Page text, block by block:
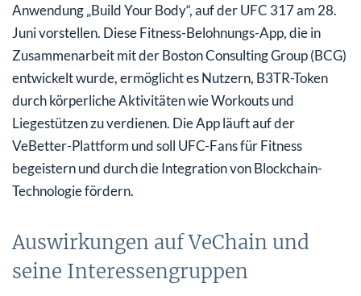
Anwendung „Build Your Body“, auf der UFC 317 am 28.
Juni vorstellen. Diese Fitness-Belohnungs-App, die in
Zusammenarbeit mit der Boston Consulting Group (BCG)
entwickelt wurde, ermöglicht es Nutzern, B3TR-Token
durch körperliche Aktivitäten wie Workouts und
Liegestützen zu verdienen. Die App läuft auf der
VeBetter-Plattform und soll UFC-Fans für Fitness
begeistern und durch die Integration von Blockchain-
Technologie fördern.
Auswirkungen auf VeChain und
seine Interessengruppen